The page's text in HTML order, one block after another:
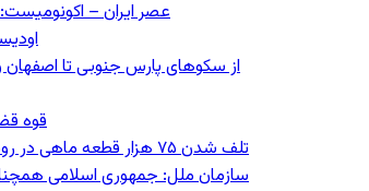
عصر ایران –
از سکوهای پارس جنوبی تا
قوه
تلف شدن ۷۵ هزار قطعه ماهی در رودخانه مسقان شیراز بر اثر ورود شورابه فوق‌اشباع
سازمان ملل: جمهوری اسلامی